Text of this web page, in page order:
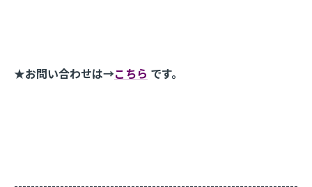
★お問い合わせは→こちら です。